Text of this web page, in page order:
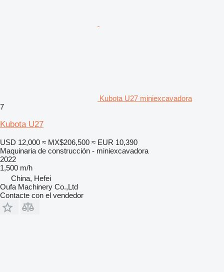
Kubota U27 miniexcavadora
7
Kubota U27
USD 12,000 ≈ MX$206,500 ≈ EUR 10,390
Maquinaria de construcción - miniexcavadora
2022
1,500 m/h
China, Hefei
Oufa Machinery Co.,Ltd
Contacte con el vendedor